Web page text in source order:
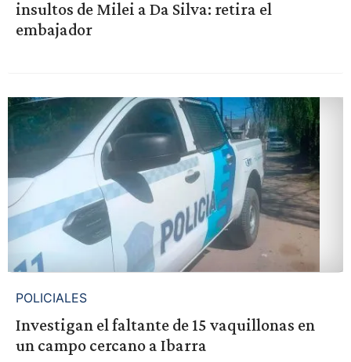
insultos de Milei a Da Silva: retira el
embajador
POLICIALES
Investigan el faltante de 15 vaquillonas en
un campo cercano a Ibarra